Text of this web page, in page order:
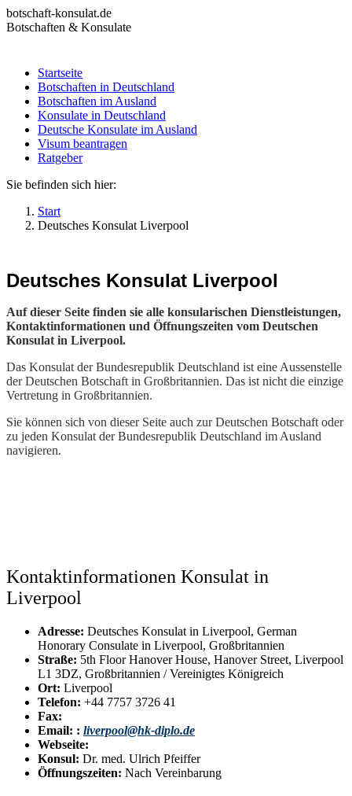
Zum
Inhalt
botschaft-konsulat.de
Botschaften & Konsulate
Startseite
Botschaften in Deutschland
Botschaften im Ausland
Konsulate in Deutschland
Deutsche Konsulate im Ausland
Visum beantragen
Ratgeber
Startseite
Botschaften in Deutschland
Botschaften im Ausland
Konsulate in Deutschland
Deutsche Konsulate im Ausland
Visum beantragen
Ratgeber
Sie befinden sich hier:
Start
Deutsches Konsulat Liverpool
Deutsches Konsulat Liverpool
Auf dieser Seite finden sie alle konsularischen Dienstleistungen,
Kontaktinformationen und Öffnungszeiten vom Deutschen
Konsulat in Liverpool.
Das Konsulat der Bundesrepublik Deutschland ist eine Aussenstelle
der Deutschen Botschaft in Großbritannien. Das ist nicht die einzige
Vertretung in Großbritannien.
Sie können sich von dieser Seite auch zur Deutschen Botschaft oder
zu jeden Konsulat der Bundesrepublik Deutschland im Ausland
navigieren.
Kontaktinformationen Konsulat in
Liverpool
Adresse: Deutsches Konsulat in Liverpool, German
Honorary Consulate in Liverpool, Großbritannien
Straße: 5th Floor Hanover House, Hanover Street, Liverpool
L1 3DZ, Großbritannien / Vereinigtes Königreich
Ort: Liverpool
Telefon: +44 7757 3726 41
Fax:
Email: : liverpool@hk-diplo.de
Webseite:
Konsul: Dr. med. Ulrich Pfeiffer
Öffnungszeiten: Nach Vereinbarung